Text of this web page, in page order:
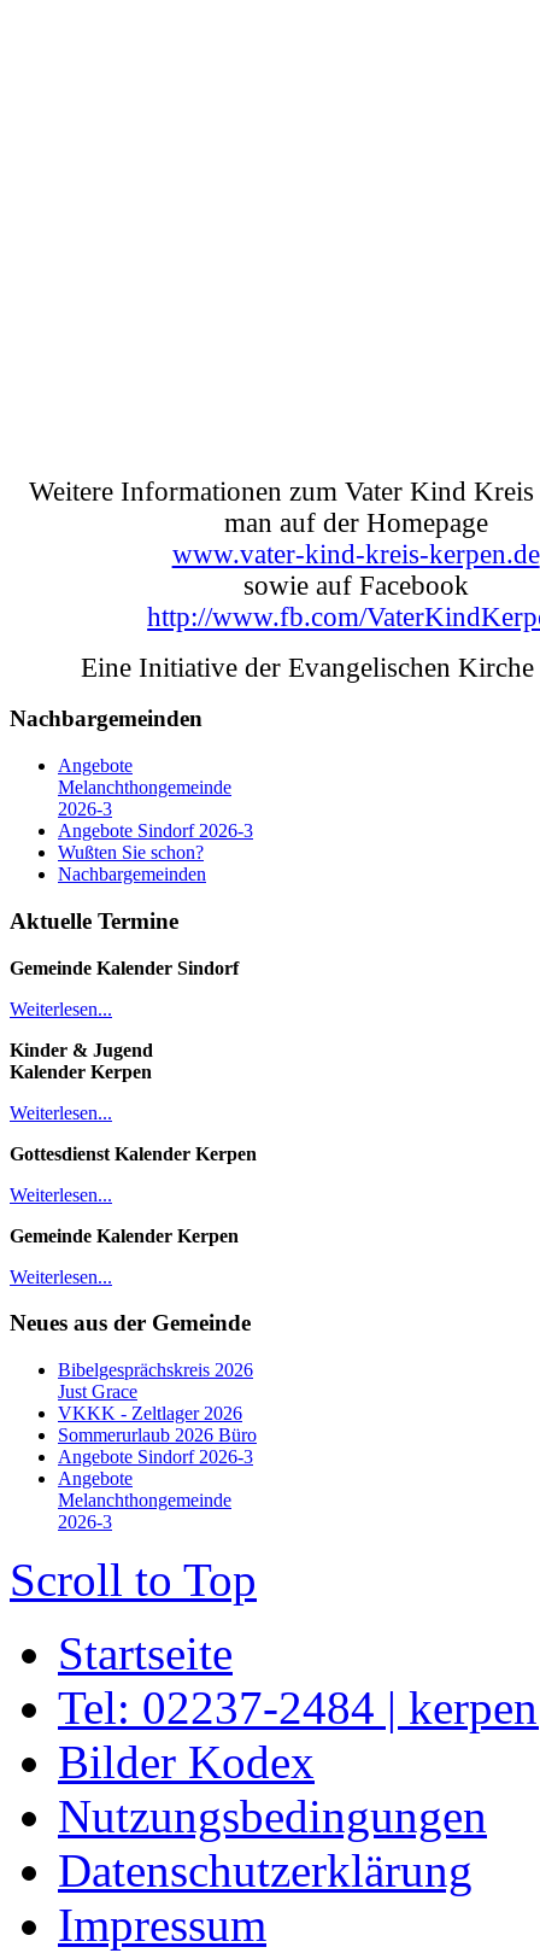
Weitere Informationen zum Vater Kind
man auf der Homepage
www.vater-kind-kreis-kerpen.de
sowie auf Facebook
http://www.fb.com/
Eine Initiative der Evangelischen
Nachbargemeinden
Angebote
Melanchthongemeinde
2026-3
Angebote Sindorf 2026-3
Wußten Sie schon?
Nachbargemeinden
Aktuelle Termine
Gemeinde Kalender Sindorf
Weiterlesen...
Kinder & Jugend
Kalender Kerpen
Weiterlesen...
Gottesdienst Kalender Kerpen
Weiterlesen...
Gemeinde Kalender Kerpen
Weiterlesen...
Neues aus der Gemeinde
Bibelgesprächskreis 2026
Just Grace
VKKK - Zeltlager 2026
Sommerurlaub 2026 Büro
Angebote Sindorf 2026-3
Angebote
Melanchthongemeinde
2026-3
Scroll to Top
Startseite
Tel: 02237-2484 |
Bilder Kodex
Nutzungsbedingungen
Datenschutzerklärung
Impressum